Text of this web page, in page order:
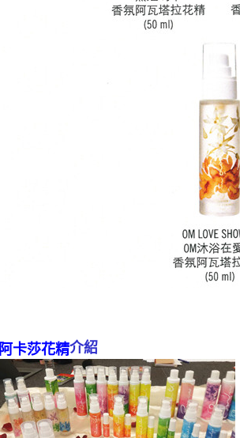
阿卡莎花精介紹